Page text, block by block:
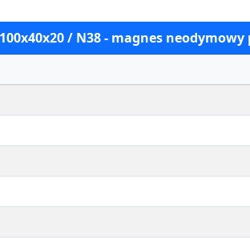
/ N38 - magnes neodymowy